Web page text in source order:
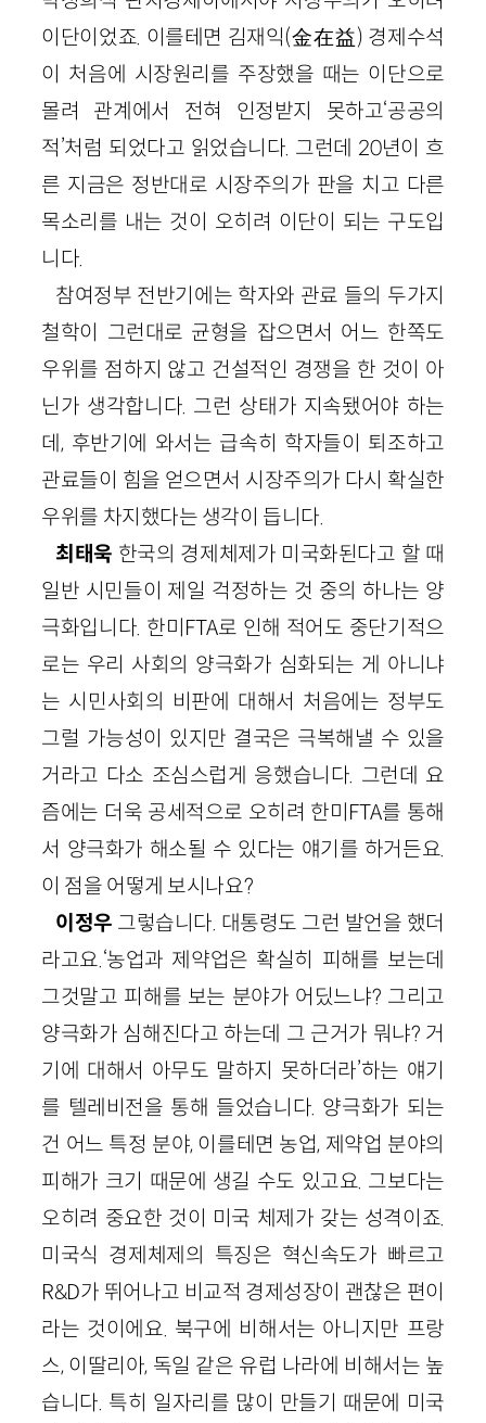
이단이었죠. 이를테면 김재익(金在益) 경제수석
이 처음에 시장원리를 주장했을 때는 이단으로
몰려 관계에서 전혀 인정받지 못하고‘공공의
적’처럼 되었다고 읽었습니다. 그런데 20년이 흐
른 지금은 정반대로 시장주의가 판을 치고 다른
목소리를 내는 것이 오히려 이단이 되는 구도입
니다.
참여정부 전반기에는 학자와 관료 들의 두가지
철학이 그런대로 균형을 잡으면서 어느 한쪽도
우위를 점하지 않고 건설적인 경쟁을 한 것이 아
닌가 생각합니다. 그런 상태가 지속됐어야 하는
데, 후반기에 와서는 급속히 학자들이 퇴조하고
관료들이 힘을 얻으면서 시장주의가 다시 확실한
우위를 차지했다는 생각이 듭니다.
최태욱 한국의 경제체제가 미국화된다고 할 때
일반 시민들이 제일 걱정하는 것 중의 하나는 양
극화입니다. 한미FTA로 인해 적어도 중단기적으
로는 우리 사회의 양극화가 심화되는 게 아니냐
는 시민사회의 비판에 대해서 처음에는 정부도
그럴 가능성이 있지만 결국은 극복해낼 수 있을
거라고 다소 조심스럽게 응했습니다. 그런데 요
즘에는 더욱 공세적으로 오히려 한미FTA를 통해
서 양극화가 해소될 수 있다는 얘기를 하거든요.
이 점을 어떻게 보시나요?
이정우 그렇습니다. 대통령도 그런 발언을 했더
라고요.‘농업과 제약업은 확실히 피해를 보는데
그것말고 피해를 보는 분야가 어딨느냐? 그리고
양극화가 심해진다고 하는데 그 근거가 뭐냐? 거
기에 대해서 아무도 말하지 못하더라’하는 얘기
를 텔레비전을 통해 들었습니다. 양극화가 되는
건 어느 특정 분야, 이를테면 농업, 제약업 분야의
피해가 크기 때문에 생길 수도 있고요. 그보다는
오히려 중요한 것이 미국 체제가 갖는 성격이죠.
미국식 경제체제의 특징은 혁신속도가 빠르고
R&D가 뛰어나고 비교적 경제성장이 괜찮은 편이
라는 것이에요. 북구에 비해서는 아니지만 프랑
스, 이딸리아, 독일 같은 유럽 나라에 비해서는 높
습니다. 특히 일자리를 많이 만들기 때문에 미국